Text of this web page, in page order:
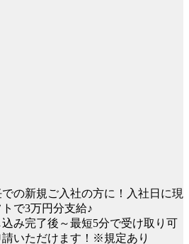
での新規ご入社の方に！入社日に現
で3万円分支給♪
込み完了後～最短5分で受け取り可
いただけます！※規定あり